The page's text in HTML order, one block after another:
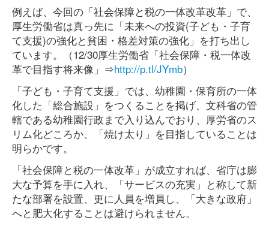
例えば、今回の「社会保障と税の一体改革改革」で、
厚生労働省は真っ先に「未来への投資(子ども・子育
て支援)の強化と貧困・格差対策の強化」を打ち出し
ています。（12/30厚生労働省「社会保障・税一体改
革で目指す将来像」⇒http://p.tl/JYmb）
「子ども・子育て支援」では、幼稚園・保育所の一体
化した「総合施設」をつくることを掲げ、文科省の管
轄である幼稚園行政まで入り込んでおり、厚労省のス
リム化どころか、「焼け太り」を目指していることは
明らかです。
「社会保障と税の一体改革」が成立すれば、省庁は膨
大な予算を手に入れ、「サービスの充実」と称して新
たな部署を設置、更に人員を増員し、「大きな政府」
へと肥大化することは避けられません。